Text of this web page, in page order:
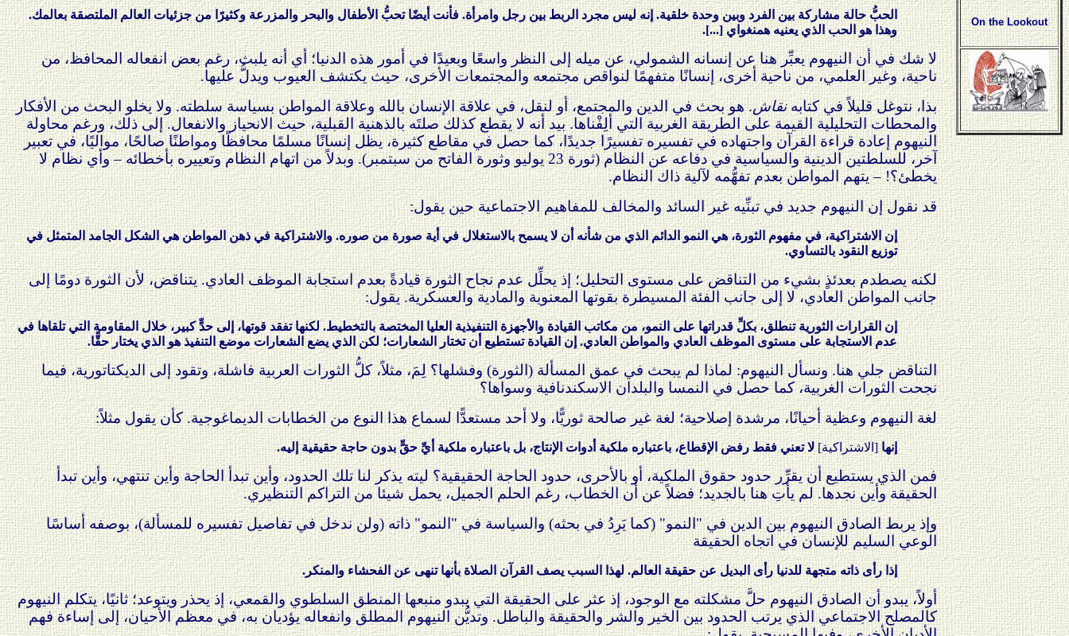
الحبُّ حالة مشاركة بين الفرد وبين وحدة خلقية. إنه ليس مجرد الربط بين رجل وامرأة. فأنت أيضًا تحبُّ الأطفال والبحر والمزرعة وكثيرًا من جزئيات العالم الملتصقة بعالمك.
وهذا هو الحب الذي يعنيه همنغواي [...].
لا شك في أن النيهوم يعبِّر هنا عن إنسانه الشمولي، عن ميله إلى النظر واسعًا وبعيدًا في أمور هذه الدنيا؛ أي أنه يلبث، رغم بعض انفعاله المحافظ، من
ناحية، وغير العلمي، من ناحية أخرى، إنسانًا متفهمًا لنواقص مجتمعه والمجتمعات الأخرى، حيث يكتشف العيوب ويدلُّ عليها.
بذا، نتوغل قليلاً في كتابهنقاش. هو بحث في الدين والمجتمع، أو لنقل، في علاقة الإنسان بالله وعلاقة المواطن بسياسة سلطته. ولا يخلو البحث من الأفكار
والمحطات التحليلية القيمة على الطريقة الغربية التي ألِفْناها. بيد أنه لا يقطع كذلك صلتَه بالذهنية القبلية، حيث الانحياز والانفعال. إلى ذلك، ورغم محاولة
النيهوم إعادة قراءة القرآن واجتهاده في تفسيره تفسيرًا جديدًا، كما حصل في مقاطع كثيرة، يظل إنسانًا مسلمًا محافظًا ومواطنًا صالحًا، مواليًا، في تعبير
آخر، للسلطتين الدينية والسياسية في دفاعه عن النظام (ثورة 23 يوليو وثورة الفاتح من سبتمبر). وبدلاً من اتهام النظام وتعييره بأخطائه – وأي نظام لا
يخطئ؟! – يتهم المواطن بعدم تفهُّمه لآلية ذاك النظام.
قد نقول إن النيهوم جديد في تبنِّيه غير السائد والمخالف للمفاهيم الاجتماعية حين يقول:
إن الاشتراكية، في مفهوم الثورة، هي النمو الدائم الذي من شأنه أن لا يسمح بالاستغلال في أية صورة من صوره. والاشتراكية في ذهن المواطن هي الشكل الجامد المتمثل في
توزيع النقود بالتساوي.
لكنه يصطدم بعدئذٍ بشيء من التناقض على مستوى التحليل؛ إذ يحلِّل عدم نجاح الثورة قيادةً بعدم استجابة الموظف العادي. يتناقض، لأن الثورة دومًا إلى
جانب المواطن العادي، لا إلى جانب الفئة المسيطرة بقوتها المعنوية والمادية والعسكرية. يقول:
إن القرارات الثورية تنطلق، بكلِّ قدراتها على النمو، من مكاتب القيادة والأجهزة التنفيذية العليا المختصة بالتخطيط. لكنها تفقد قوتها، إلى حدٍّ كبير، خلال المقاومة التي تلقاها في
عدم الاستجابة على مستوى الموظف العادي والمواطن العادي. إن القيادة تستطيع أن تختار الشعارات؛ لكن الذي يضع الشعارات موضع التنفيذ هو الذي يختار حقًّا.
التناقض جلي هنا. ونسأل النيهوم: لماذا لم يبحث في عمق المسألة (الثورة) وفشلها؟ لِمَ، مثلاً، كلُّ الثورات العربية فاشلة، وتقود إلى الديكتاتورية، فيما
نجحت الثورات الغربية، كما حصل في النمسا والبلدان الاسكندنافية وسواها؟
لغة النيهوم وعظية أحيانًا، مرشدة إصلاحية؛ لغة غير صالحة ثوريًّا، ولا أحد مستعدًّا لسماع هذا النوع من الخطابات الديماغوجية. كأن يقول مثلاً:
إنها[الاشتراكية]لا تعني فقط رفض الإقطاع، باعتباره ملكية أدوات الإنتاج، بل باعتباره ملكية أيِّ حقٍّ بدون حاجة حقيقية إليه.
فمن الذي يستطيع أن يقرِّر حدود حقوق الملكية، أو بالأحرى، حدود الحاجة الحقيقية؟ ليته يذكر لنا تلك الحدود، وأين تبدأ الحاجة وأين تنتهي، وأين تبدأ
الحقيقة وأين نجدها. لم يأتِ هنا بالجديد؛ فضلاً عن أن الخطاب، رغم الحلم الجميل، يحمل شيئا من التراكم التنظيري.
وإذ يربط الصادق النيهوم بين الدين في "النمو" (كما يَرِدُ في بحثه) والسياسة في "النمو" ذاته (ولن ندخل في تفاصيل تفسيره للمسألة)، بوصفه أساسًا
الوعي السليم للإنسان في اتجاه الحقيقة
إذا رأى ذاته متجهة للدنيا رأى البديل عن حقيقة العالم. لهذا السبب يصف القرآن الصلاة بأنها تنهى عن الفحشاء والمنكر.
أولاً، يبدو أن الصادق النيهوم حلَّ مشكلته مع الوجود، إذ عثر على الحقيقة التي يبدو منبعها المنطق السلطوي والقمعي، إذ يحذر ويتوعد؛ ثانيًا، يتكلم النيهوم
كالمصلح الاجتماعي الذي يرتب الحدود بين الخير والشر والحقيقة والباطل. وتديُّن النيهوم المطلق وانفعاله يؤديان به، في معظم الأحيان، إلى إساءة فهم
On the Lookout